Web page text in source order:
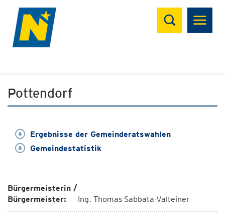
Suchen
Pottendorf
Ergebnisse der Gemeinderatswahlen
Gemeindestatistik
Bürgermeisterin /
Bürgermeister:
Ing. Thomas Sabbata-Valteiner